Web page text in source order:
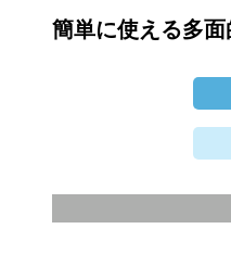
簡単に使える多